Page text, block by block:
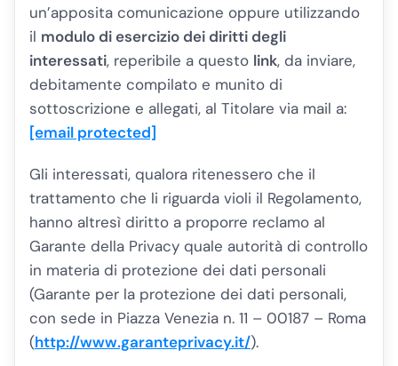
un’apposita comunicazione oppure utilizzando
il modulo di esercizio dei diritti degli
interessati, reperibile a questo link, da inviare,
debitamente compilato e munito di
sottoscrizione e allegati, al Titolare via mail a:
[email protected]
Gli interessati, qualora ritenessero che il
trattamento che li riguarda violi il Regolamento,
hanno altresì diritto a proporre reclamo al
Garante della Privacy quale autorità di controllo
in materia di protezione dei dati personali
(Garante per la protezione dei dati personali,
con sede in Piazza Venezia n. 11 – 00187 – Roma
(http://www.garanteprivacy.it/).